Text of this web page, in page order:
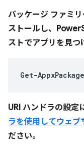
パッケージ ファミ
ストールし、
ストでアプリを見つ
Get-AppxPackage
URI ハンドラの設定
ラを使用してウェブ
ださい。